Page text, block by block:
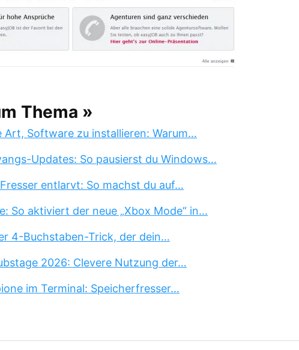
Thema »
Art, Software zu installieren: Warum…
Updates: So pausierst du Windows…
entlarvt: So machst du auf…
So aktiviert der neue „Xbox Mode“ in…
4-Buchstaben-Trick, der dein…
2026: Clevere Nutzung der…
im Terminal: Speicherfresser…